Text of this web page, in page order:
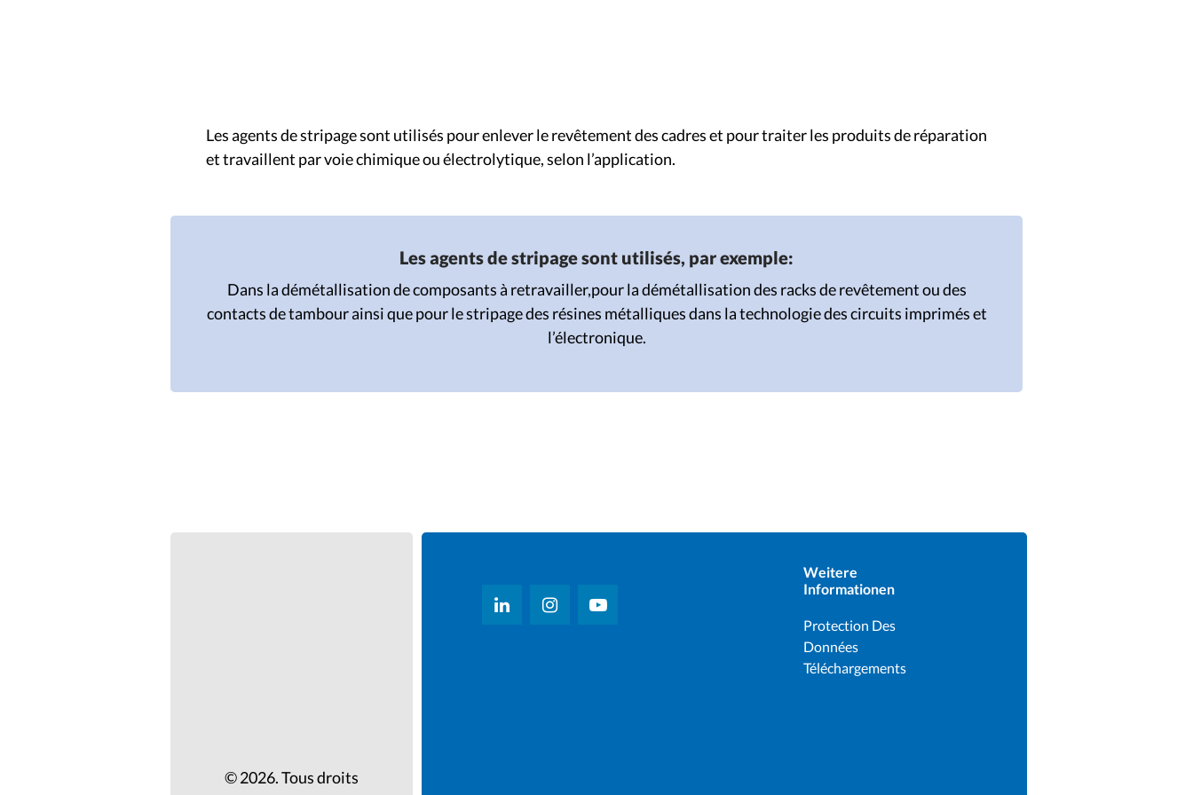
Les agents de stripage sont utilisés pour enlever le revêtement des cadres et pour traiter les produits de réparation
et travaillent par voie chimique ou électrolytique, selon l’application.
Les agents de stripage sont utilisés, par exemple:
Dans la démétallisation de composants à retravailler,pour la démétallisation des racks de revêtement ou des
contacts de tambour ainsi que pour lestripage des résines métalliques dans la technologie des circuits imprimés et
l’électronique.
Weitere
Informationen
Protection Des
Données
Téléchargements
© 2026. Tous droits